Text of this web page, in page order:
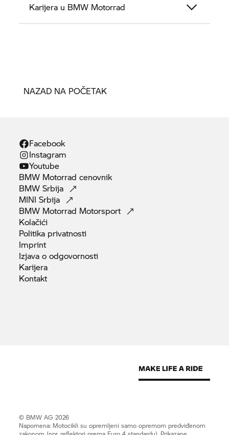
Karijera u BMW Motorrad
NAZAD NA POČETAK
Facebook
Instagram
Youtube
BMW Motorrad cenovnik
BMWSrbija
MINISrbija
BMW Motorrad Motorsport
Kolačići
Politika privatnosti
Imprint
Izjava oodgovornosti
Karijera
Kontakt
© BMW AG 2026
Napomena: Motocikli su opremljeni samo opremom predviđenom